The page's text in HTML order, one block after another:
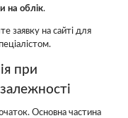
на облік.
заявку на сайті для
при
Основна частина